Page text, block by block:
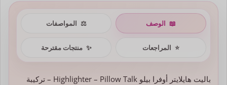
📖 الوصف ⚖️ المواصفات
⭐ المراجعات ✨ منتجات مقترحة
باليت هايلايتر أوفرا بيلو Highlighter – Pillow Talk – تركيبة